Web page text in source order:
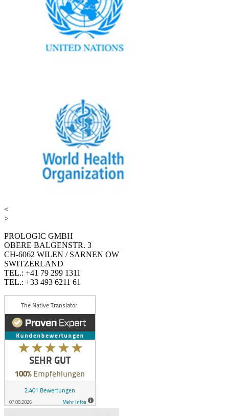
<
>
PROLOGIC GMBH
OBERE BALGENSTR. 3
CH-6062 WILEN / SARNEN OW
SWITZERLAND
TEL.: +41 79 299 1311
TEL.: +33 493 6211 61